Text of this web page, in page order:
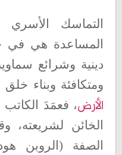
التماسك الأسري
المساعدة هي في
دينية وشرائع
ومتكافئة وبناء
الأرض، فعمَدَ
الخائن لشريعته،
الصفة (الروبن